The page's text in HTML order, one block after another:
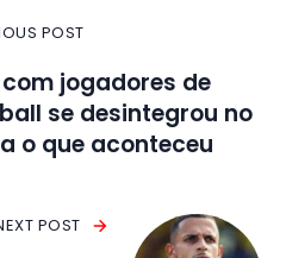
POST
jogadores de
se desintegrou no
o que aconteceu
POST